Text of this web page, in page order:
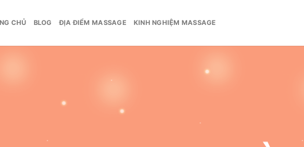
CHỦ BLOG ĐỊA ĐIỂM MASSAGE KINH NGHIỆM MASSAGE